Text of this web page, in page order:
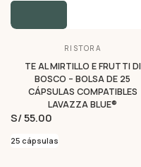
RISTORA
TE AL MIRTILLO E FRUTTI DI
BOSCO – BOLSA DE 25
CÁPSULAS COMPATIBLES
LAVAZZA BLUE®
S/ 55.00
25 cápsulas